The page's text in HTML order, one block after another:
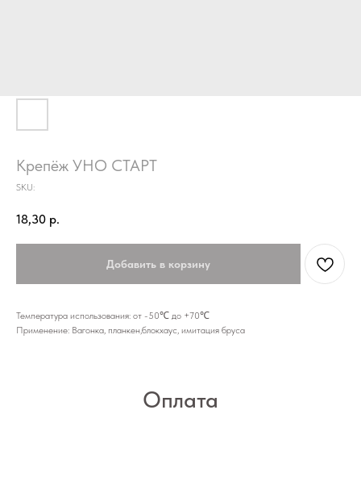
Крепёж УНО СТАРТ
SKU:
18,30 р.
Добавить в корзину
Температура использования: от -50℃ до +70℃
Применение: Вагонка, планкен,блокхаус, имитация бруса
Оплата